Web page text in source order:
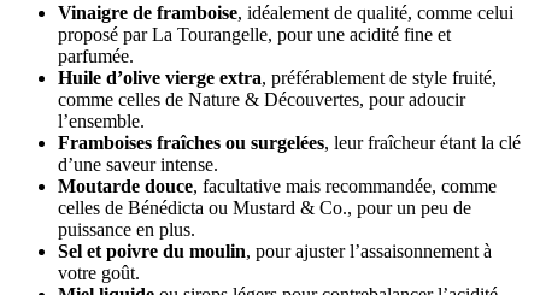
Vinaigre de framboise, idéalement de qualité, comme celui
proposé par La Tourangelle, pour une acidité fine et
parfumée.
Huile d’olive vierge extra, préférablement de style fruité,
comme celles de Nature & Découvertes, pour adoucir
l’ensemble.
Framboises fraîches ou surgelées, leur fraîcheur étant la clé
d’une saveur intense.
Moutarde douce, facultative mais recommandée, comme
celles de Bénédicta ou Mustard & Co., pour un peu de
puissance en plus.
Sel et poivre du moulin, pour ajuster l’assaisonnement à
votre goût.